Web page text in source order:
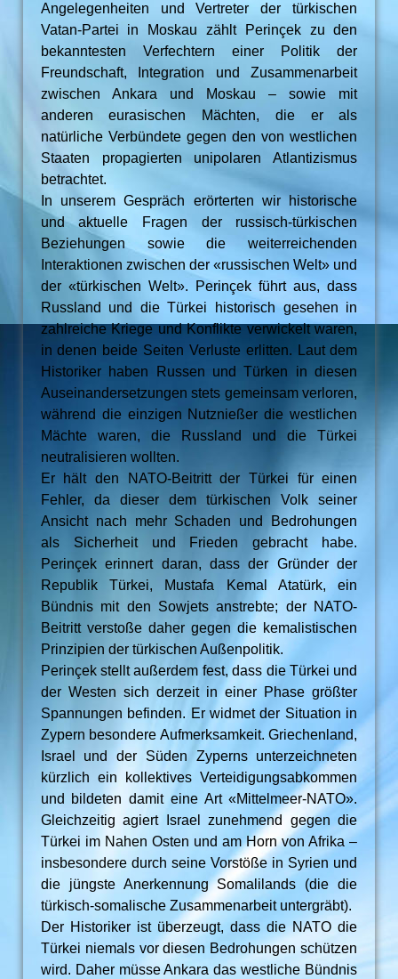
Angelegenheiten und Vertreter der türkischen
Vatan-Partei in Moskau zählt Perinçek zu den
bekanntesten Verfechtern einer Politik der
Freundschaft, Integration und Zusammenarbeit
zwischen Ankara und Moskau – sowie mit
anderen eurasischen Mächten, die er als
natürliche Verbündete gegen den von westlichen
Staaten propagierten unipolaren Atlantizismus
betrachtet.
In unserem Gespräch erörterten wir historische
und aktuelle Fragen der russisch-türkischen
Beziehungen sowie die weiterreichenden
Interaktionen zwischen der «russischen Welt» und
der «türkischen Welt». Perinçek führt aus, dass
Russland und die Türkei historisch gesehen in
zahlreiche Kriege und Konflikte verwickelt waren,
in denen beide Seiten Verluste erlitten. Laut dem
Historiker haben Russen und Türken in diesen
Auseinandersetzungen stets gemeinsam verloren,
während die einzigen Nutznießer die westlichen
Mächte waren, die Russland und die Türkei
neutralisieren wollten.
Er hält den NATO-Beitritt der Türkei für einen
Fehler, da dieser dem türkischen Volk seiner
Ansicht nach mehr Schaden und Bedrohungen
als Sicherheit und Frieden gebracht habe.
Perinçek erinnert daran, dass der Gründer der
Republik Türkei, Mustafa Kemal Atatürk, ein
Bündnis mit den Sowjets anstrebte; der NATO-
Beitritt verstoße daher gegen die kemalistischen
Prinzipien der türkischen Außenpolitik.
Perinçek stellt außerdem fest, dass die Türkei und
der Westen sich derzeit in einer Phase größter
Spannungen befinden. Er widmet der Situation in
Zypern besondere Aufmerksamkeit. Griechenland,
Israel und der Süden Zyperns unterzeichneten
kürzlich ein kollektives Verteidigungsabkommen
und bildeten damit eine Art «Mittelmeer-NATO».
Gleichzeitig agiert Israel zunehmend gegen die
Türkei im Nahen Osten und am Horn von Afrika –
insbesondere durch seine Vorstöße in Syrien und
die jüngste Anerkennung Somalilands (die die
türkisch-somalische Zusammenarbeit untergräbt).
Der Historiker ist überzeugt, dass die NATO die
Türkei niemals vor diesen Bedrohungen schützen
wird. Daher müsse Ankara das westliche Bündnis